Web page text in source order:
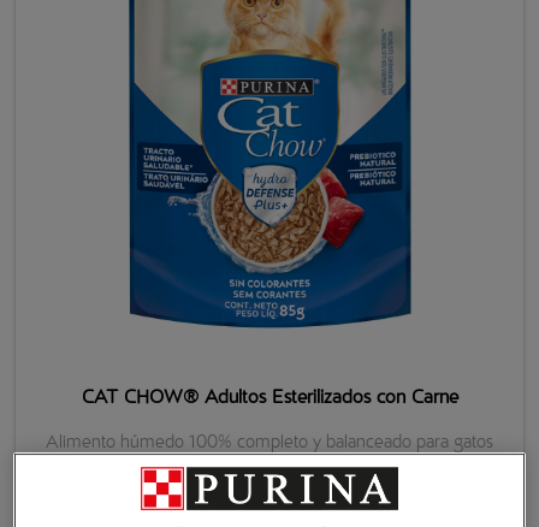
CAT CHOW® Adultos Esterilizados con Carne
Alimento húmedo 100% completo y balanceado para gatos
esterilizados/castrados de todos los tamaño...